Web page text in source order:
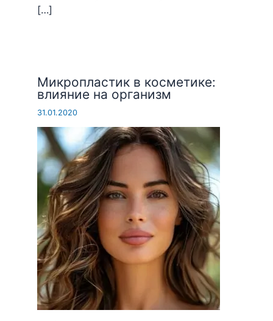
[…]
Микропластик в косметике:
влияние на организм
31.01.2020